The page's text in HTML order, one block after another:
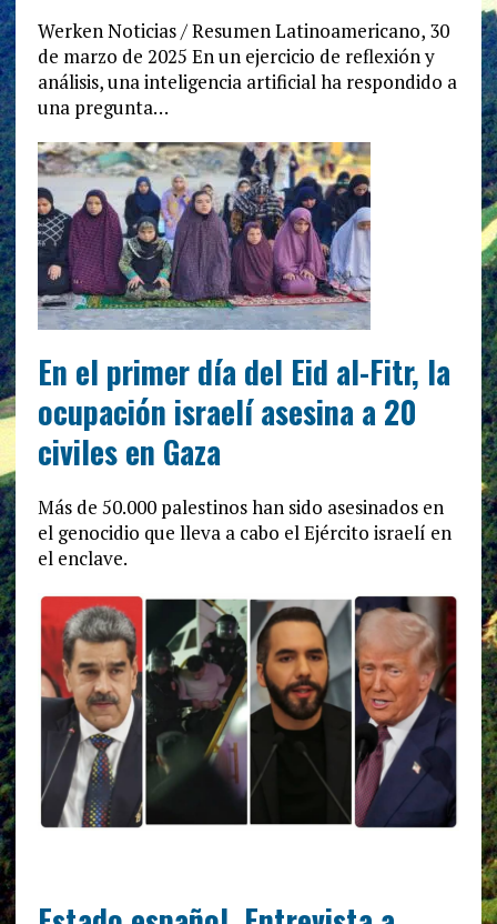
Werken Noticias / Resumen Latinoamericano, 30
de marzo de 2025 En un ejercicio de reflexión y
análisis, una inteligencia artificial ha respondido a
una pregunta…
En el primer día del Eid al-Fitr, la
ocupación israelí asesina a 20
civiles en Gaza
Más de 50.000 palestinos han sido asesinados en
el genocidio que lleva a cabo el Ejército israelí en
el enclave.